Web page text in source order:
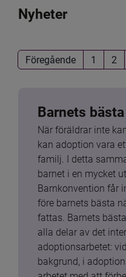
Nyheter
Föregående 1 2
Barnets
När föräldrar inte
kan adoption vara
familj. I detta
barnet i en mycket
Barnkonvention får
före barnets bästa
fattas. Barnets
alla delar av det
adoptionsarbetet:
bakgrund, i